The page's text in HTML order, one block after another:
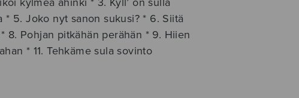
5. Joko nyt sanon sukusi? * 6. Siitä
8. Pohjan pitkähän perähän * 9. Hiien
* 11. Tehkäme sula sovinto